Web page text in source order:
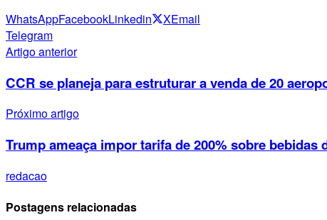
WhatsAppFacebookLinkedin XEmail
Telegram
Artigo anterior
CCR se planeja para estruturar a venda de 20
Próximo artigo
Trump ameaça impor tarifa de 200% sobre bebidas
redacao
Postagens relacionadas